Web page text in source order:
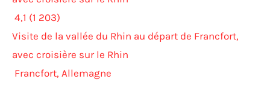
4,1 (1 203)
Visite de la vallée du Rhin au départ de Francfort,
avec croisière sur le Rhin
Francfort, Allemagne